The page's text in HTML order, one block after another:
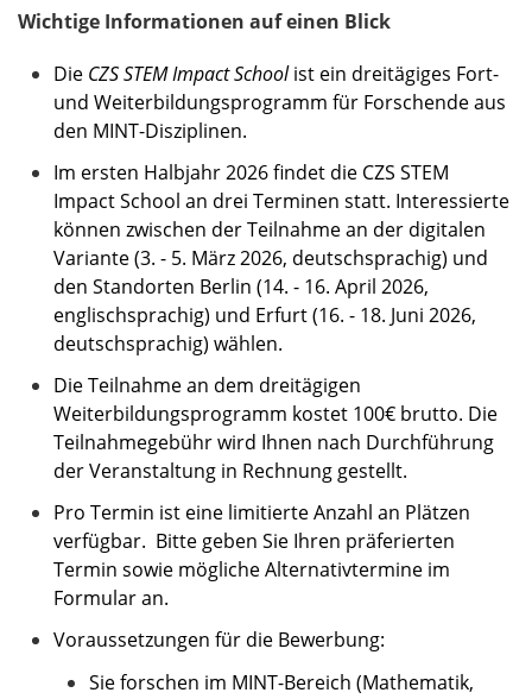
Wichtige Informationen auf einen Blick
Die CZS STEM Impact Schoolist ein dreitägiges Fort-
und Weiterbildungsprogramm für Forschende aus
den MINT-Disziplinen.
Im ersten Halbjahr 2026 findet die CZS STEM
Impact School an drei Terminen statt. Interessierte
können zwischen der Teilnahme an der digitalen
Variante (3. - 5. März 2026, deutschsprachig) und
den Standorten Berlin (14. - 16. April 2026,
englischsprachig) und Erfurt (16. - 18. Juni 2026,
deutschsprachig) wählen.
Die Teilnahme an dem dreitägigen
Weiterbildungsprogramm kostet 100€ brutto. Die
Teilnahmegebühr wird Ihnen nach Durchführung
der Veranstaltung in Rechnung gestellt.
Pro Termin ist eine limitierte Anzahl an Plätzen
verfügbar. Bitte geben Sie Ihren präferierten
Termin sowie mögliche Alternativtermine im
Formular an.
Voraussetzungen für die Bewerbung:
Sie forschen im MINT-Bereich (Mathematik,